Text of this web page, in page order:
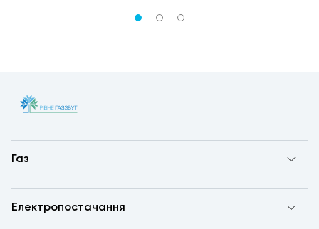
Газ
Електропостачання